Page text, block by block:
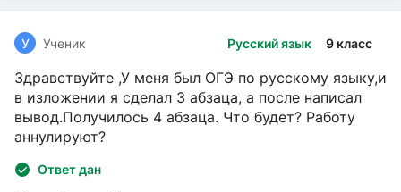
Русский язык 9 класс
У Ученик
Здравствуйте ,У меня был ОГЭ по русскому языку,и
в изложении я сделал 3 абзаца, а после написал
вывод.Получилось 4 абзаца. Что будет? Работу
аннулируют?
Ответ дан